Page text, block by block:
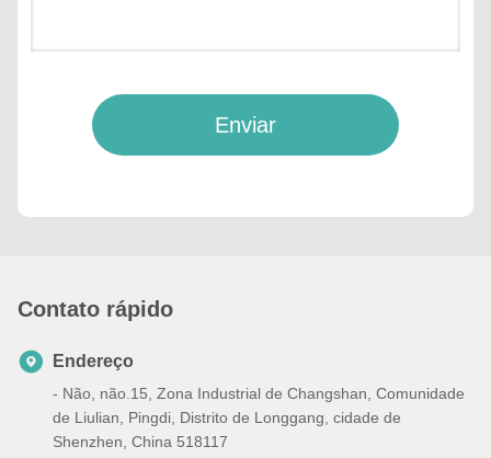
Enviar
Contato rápido
Endereço
- Não, não.15, Zona Industrial de Changshan, Comunidade
de Liulian, Pingdi, Distrito de Longgang, cidade de
Shenzhen, China 518117